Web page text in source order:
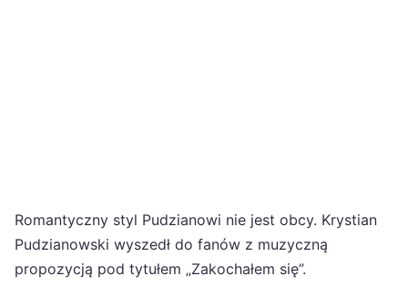
Romantyczny styl Pudzianowi nie jest obcy. Krystian
Pudzianowski wyszedł do fanów z muzyczną
propozycją pod tytułem „Zakochałem się”.